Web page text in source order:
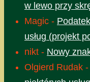
w lewo przy
Magic -
usług (projekt
nikt - Nowy
Olgierd Rudak -